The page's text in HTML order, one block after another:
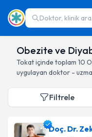
Doktor, klinik
Obezite ve
Tokatiçinde toplam 10
uygulayan doktor -
Filtrele
Doç. Dr.